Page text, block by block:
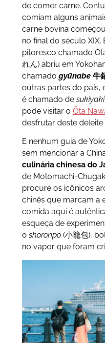
de comer carne.
comiam alguns
carne bovina
no final do século
pitoresco chamado
れん) abriu em
chamado gyūnabe 牛
outras partes do país,
é chamado desukiyaki
pode visitar o Ōta
desfrutar deste
E nenhum guia de
sem mencionar a
culinária chinesa do
de Motomachi-
procure os icônicos
chinês que marcam a
comida aqui é
esqueça de
oshōronpō(小籠包),
no vapor que foram